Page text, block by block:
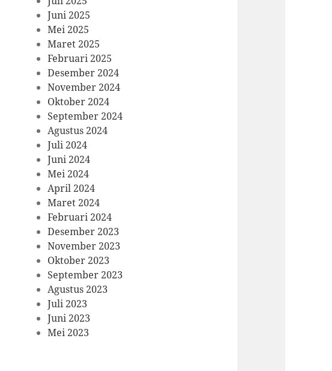
Juni 2025
Mei 2025
Maret 2025
Februari 2025
Desember 2024
November 2024
Oktober 2024
September 2024
Agustus 2024
Juli 2024
Juni 2024
Mei 2024
April 2024
Maret 2024
Februari 2024
Desember 2023
November 2023
Oktober 2023
September 2023
Agustus 2023
Juli 2023
Juni 2023
Mei 2023